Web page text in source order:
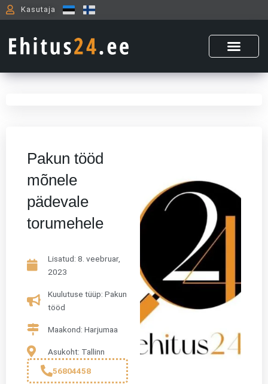
Skip
to
Kasutaja
Pakun tööd
mõnele
pädevale
torumehele
Lisatud: 8. veebruar,
2023
Kuulutuse tüüp: Pakun
tööd
Maakond: Harjumaa
Asukoht: Tallinn
56804458